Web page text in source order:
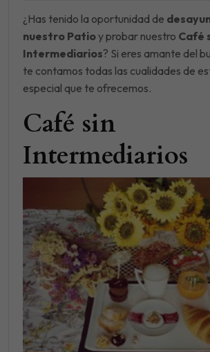
¿Has tenido la oportunidad de
nuestro Patioy probar nuestro Café
Intermediarios? Si eres amante del
te contamos todas las cualidades de
especial que te ofrecemos.
Café sin
Intermediarios